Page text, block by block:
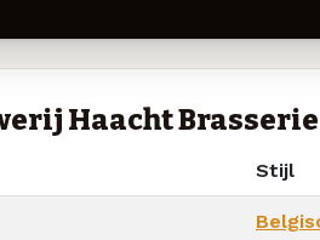
Haacht Brasserie
Stijl